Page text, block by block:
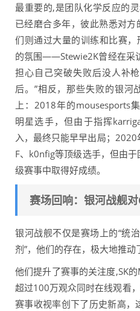
最重要的,是团队化学反应的
已经磨合多年，彼此熟悉对
们则通过大量的训练和比赛，
的氛围——Stewie2K曾经在采
担心自己突破失败后没人补
后。”相反，那些失败的银河
上：2018年的mousesports
明星选手，但由于指挥
入，最终只能早早出局；
F、k0nfig等顶级选手，但由
级赛事中取得好成绩。
赛场回响：银河战舰
银河战舰不仅是赛场上的“统
剂”，他们的存在，极大地推动
他们提升了赛事的关注度,SK
超过100万观众同时在线观看
赛事收视率创下了历史新高，